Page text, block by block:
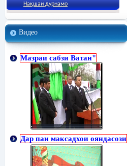
Нақшаи дурнамо
Видео
Мазраи сабзи Ватан"
Дар паи максадхои ояндасози